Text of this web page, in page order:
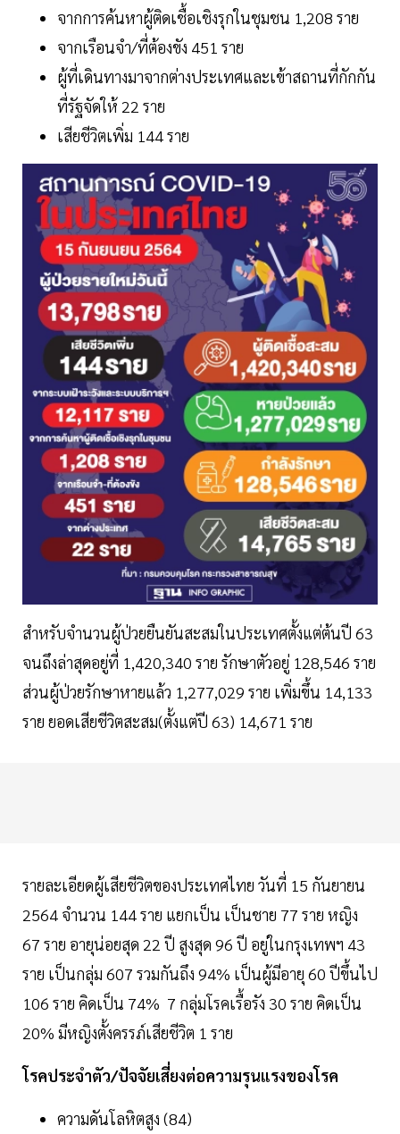
จากการค้นหาผู้ติดเชื้อเชิงรุกในชุมชน 1,208 ราย
จากเรือนจำ/ที่ต้องขัง 451 ราย
ผู้ที่เดินทางมาจากต่างประเทศและเข้าสถานที่กักกัน
ที่รัฐจัดให้ 22 ราย
เสียชีวิตเพิ่ม 144 ราย
สำหรับจำนวนผู้ป่วยยืนยันสะสมในประเทศตั้งแต่ต้นปี 63
จนถึงล่าสุดอยู่ที่ 1,420,340 ราย รักษาตัวอยู่ 128,546 ราย
ส่วนผู้ป่วยรักษาหายแล้ว 1,277,029 ราย เพิ่มขึ้น 14,133
ราย ยอดเสียชีวิตสะสม(ตั้งแต่ปี 63) 14,671 ราย
รายละเอียดผู้เสียชีวิตของประเทศไทย วันที่ 15 กันยายน
2564 จำนวน 144 ราย แยกเป็น เป็นชาย 77 ราย หญิง
67 ราย อายุน่อยสุด 22 ปี สูงสุด 96 ปี อยู่ในกรุงเทพฯ 43
ราย เป็นกลุ่ม 607 รวมกันถึง 94% เป็นผู้มีอายุ 60 ปีขึ้นไป
106 ราย คิดเป็น 74% 7 กลุ่มโรคเรื้อรัง 30 ราย คิดเป็น
20% มีหญิงตั้งครรภ์เสียชีวิต 1 ราย
โรคประจำตัว/ปัจจัยเสี่ยงต่อความรุนแรงของโรค
ความดันโลหิตสูง (84)